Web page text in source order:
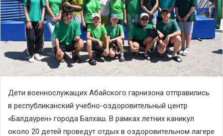
Дети военнослужащих Абайского гарнизона отправились
в республиканский учебно-оздоровительный центр
«Балдаурен» города Балхаш. В рамках летних каникул
около 20 детей проведут отдых в оздоровительном лагере